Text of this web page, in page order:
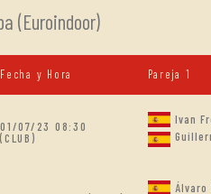
(Euroindoor)
Fecha y Hora Pareja 1
01/07/23 08:30
(CLUB)
Ivan
Álvaro